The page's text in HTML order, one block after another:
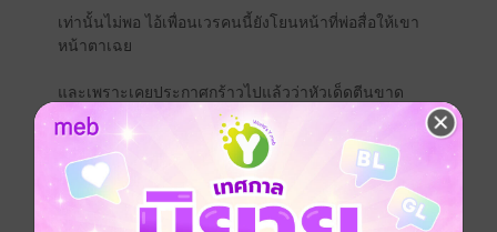
เท่านั้นไม่พอ ไอ้เพื่อนเวรคนนี้ยังโยนหน้าที่พ่อสื่อให้เขา
หน้าตาเฉย
และเพราะเคยประกาศกร้าวไปแล้วว่าหัวเด็ดตีนขาด
อย่างไรก็จะไม่มีทางแต่งงานกับ ‘คนสวยแต่ไร้สมอง’ อย่าง
หล่อน ธีรนิตย์จึงต้องค้นหาหนทางเพื่อให้ตัวเองหลุดพ้น
จากไอ้สัญญาใจบ้า ๆ นั่น แต่ใครจะรู้ว่าวิธีที่คิดว่าจะทำให้
ไม่ต้องเข้าวิวาห์กับคู่วิวาทตลอดกาลตามความประสงค์อง
ผู้ใหญ่ ดันกลายเป็นบ่วงร้อยสองใจให้ผูกพันแนบแน่น